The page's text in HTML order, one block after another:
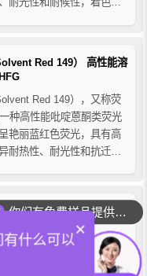
持久、稳定且高效的荧光
Red 149） 高性能溶
Red 149），又称荧
种高性能吡啶蒽酮类荧光
艳丽蓝红色荧光，具有高
耐热性、耐光性和抗迁移
和警示性制品的着色，兼
稳定的色彩效果，是工业
料（Solvent Blue 97）的
Blue 97）别名透明蓝
，是一种高性能蒽醌类溶
你们有免费样品提供吗？
×
什么可以